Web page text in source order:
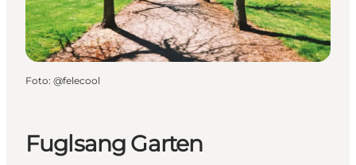
Fuglsang Garten
Foto: @felecool